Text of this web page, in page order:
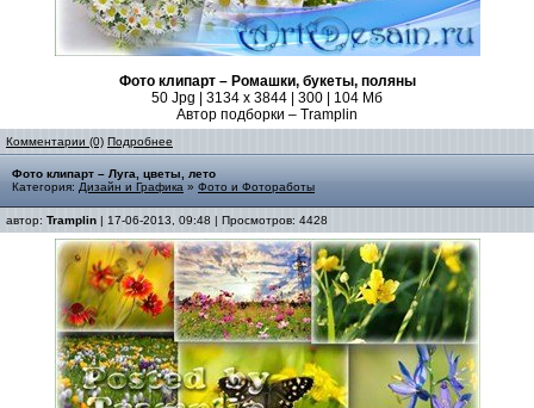
Фото клипарт – Ромашки, букеты, поляны
50 Jpg | 3134 x 3844 | 300 | 104 Мб
Автор подборки – Tramplin
Комментарии (0) Подробнее
Фото клипарт – Луга, цветы, лето
Категория: Дизайн и Графика » Фото и Фотоработы
автор: Tramplin | 17-06-2013, 09:48 | Просмотров: 4428